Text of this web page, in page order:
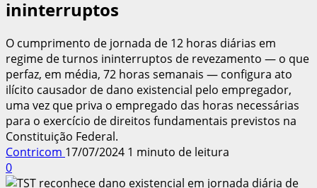
ininterruptos
O cumprimento de jornada de 12 horas diárias em
regime de turnos ininterruptos de revezamento — o que
perfaz, em média, 72 horas semanais — configura ato
ilícito causador de dano existencial pelo empregador,
uma vez que priva o empregado das horas necessárias
para o exercício de direitos fundamentais previstos na
Constituição Federal.
Contricom 17/07/2024 1 minuto de leitura
0